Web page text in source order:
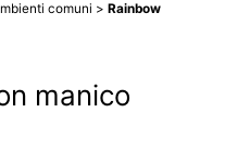
comuni >Rainbow
manico